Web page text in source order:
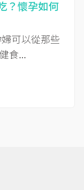
？懷孕如何
可以從那些
食...